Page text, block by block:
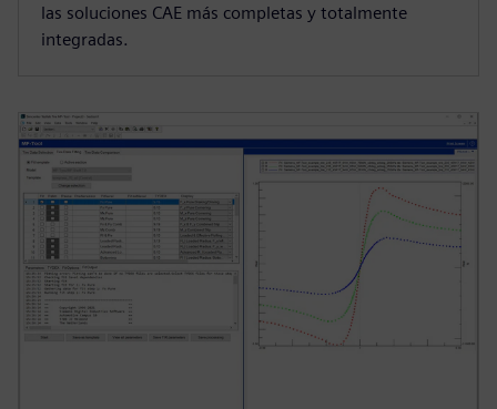
las soluciones CAE más completas y totalmente
integradas.